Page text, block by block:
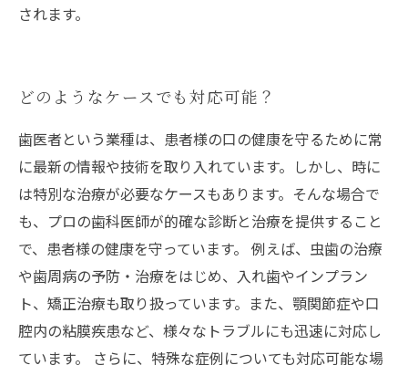
されます。
どのようなケースでも対応可能？
歯医者という業種は、患者様の口の健康を守るために常
に最新の情報や技術を取り入れています。しかし、時に
は特別な治療が必要なケースもあります。そんな場合で
も、プロの歯科医師が的確な診断と治療を提供すること
で、患者様の健康を守っています。 例えば、虫歯の治療
や歯周病の予防・治療をはじめ、入れ歯やインプラン
ト、矯正治療も取り扱っています。また、顎関節症や口
腔内の粘膜疾患など、様々なトラブルにも迅速に対応し
ています。 さらに、特殊な症例についても対応可能な場